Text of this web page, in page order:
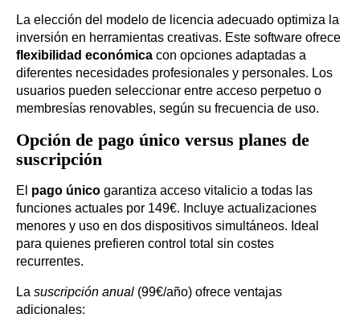
La elección del modelo de licencia adecuado optimiza la
inversión en herramientas creativas. Este software ofrece
flexibilidad económica con opciones adaptadas a
diferentes necesidades profesionales y personales. Los
usuarios pueden seleccionar entre acceso perpetuo o
membresías renovables, según su frecuencia de uso.
Opción de pago único versus planes de
suscripción
El pago único garantiza acceso vitalicio a todas las
funciones actuales por 149€. Incluye actualizaciones
menores y uso en dos dispositivos simultáneos. Ideal
para quienes prefieren control total sin costes
recurrentes.
La suscripción anual (99€/año) ofrece ventajas
adicionales: